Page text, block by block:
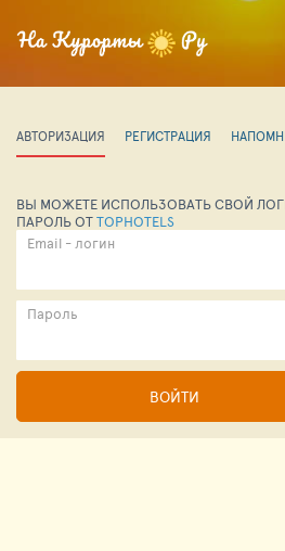
АВТОРИЗАЦИЯ РЕГИСТРАЦИЯ
ВЫ МОЖЕТЕ ИСПОЛЬЗОВАТЬ СВОЙ
ПАРОЛЬ ОТTOPHOTELS
Email - логин
Пароль
ВОЙТИ